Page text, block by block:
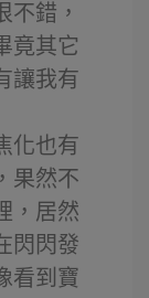
不錯，
竟其它
讓我有
化也有
果然不
，居然
閃閃發
看到寶